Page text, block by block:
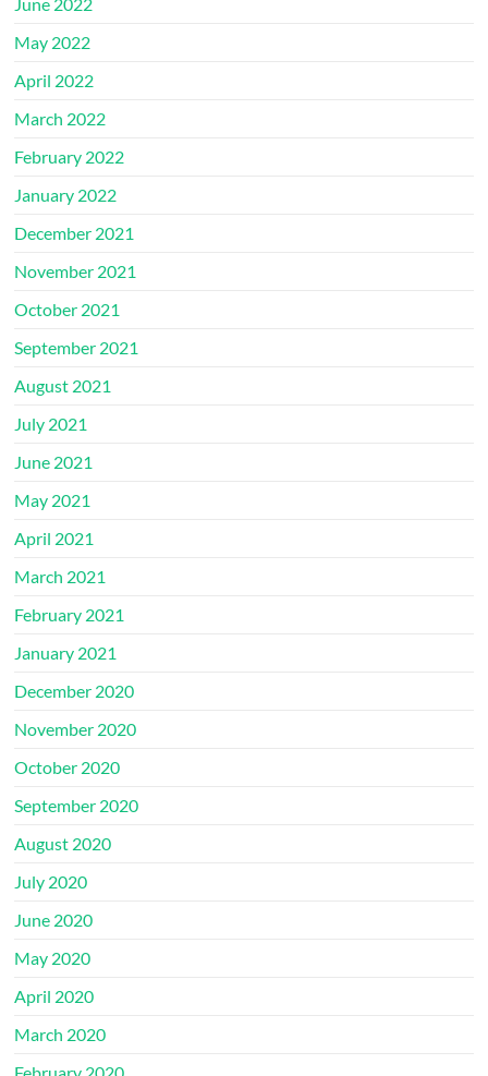
May 2022
April 2022
March 2022
February 2022
January 2022
December 2021
November 2021
October 2021
September 2021
August 2021
July 2021
June 2021
May 2021
April 2021
March 2021
February 2021
January 2021
December 2020
November 2020
October 2020
September 2020
August 2020
July 2020
June 2020
May 2020
April 2020
March 2020